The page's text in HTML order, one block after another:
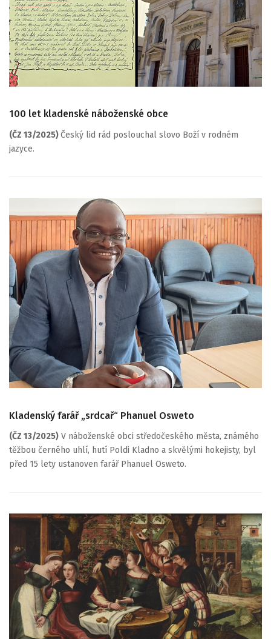
100 let kladenské náboženské obce
(ČZ 13/2025)Český lid rád poslouchal slovo Boží v rodném
jazyce.
Kladenský farář „srdcař“ Phanuel Osweto
(ČZ 13/2025) V náboženské obci středočeského města, známého
těžbou černého uhlí, hutí Poldi Kladno a skvělými hokejisty, byl
před 15 lety ustanoven farář Phanuel Osweto.